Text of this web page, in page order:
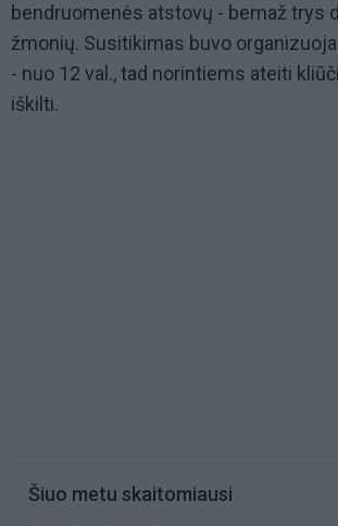
bendruomenės atstovų - bemaž trys
žmonių. Susitikimas buvo
- nuo 12 val., tad norintiems ateiti
iškilti.
Šiuo metu skaitomiausi